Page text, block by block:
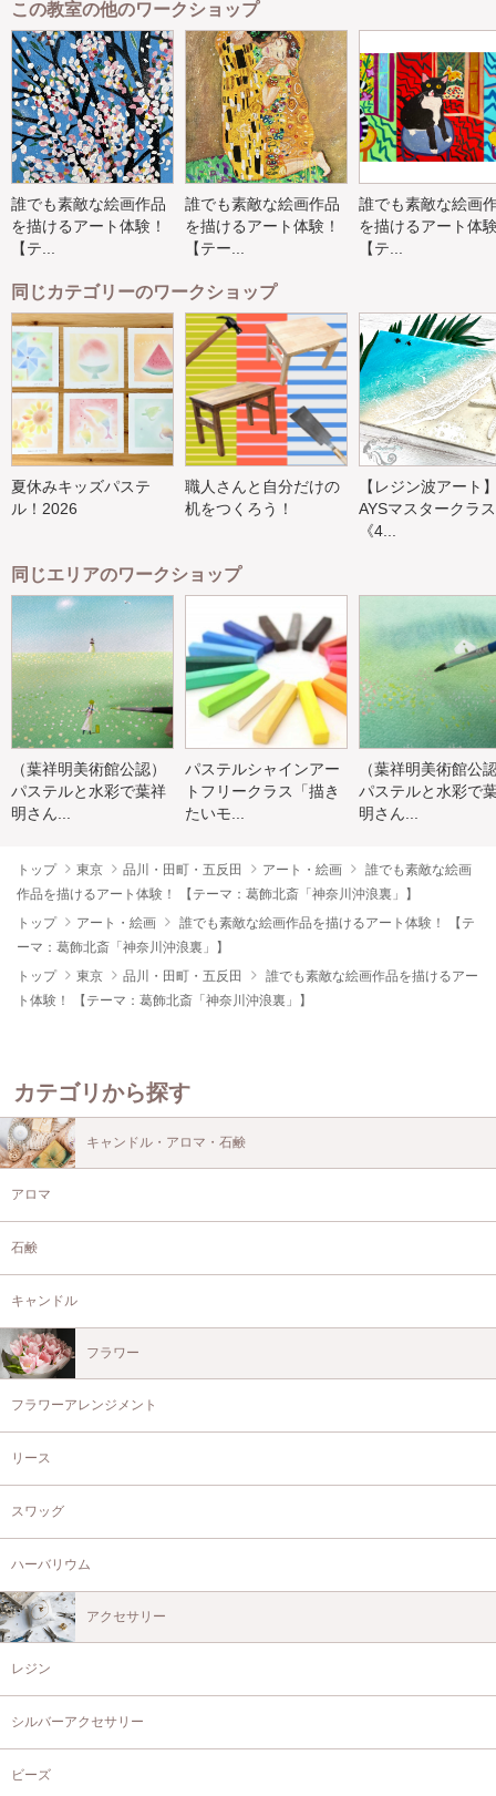
この教室の他のワークショップ
誰でも素敵な絵画作品
を描けるアート体験！
【テ...
誰でも素敵な絵画作品
を描けるアート体験！
【テー...
誰でも素敵な絵画
を描けるアート体
【テ...
同じカテゴリーのワークショップ
夏休みキッズパステ
ル！2026
職人さんと自分だけの
机をつくろう！
【レジン波アート
AYSマスタークラス
《4...
同じエリアのワークショップ
（葉祥明美術館公認）
パステルと水彩で葉祥
明さん...
パステルシャインアー
トフリークラス「描き
たいモ...
（葉祥明美術館公
パステルと水彩で
明さん...
トップ 東京 品川・田町・五反田 アート・絵画
誰でも素敵な絵画
作品を描けるアート体験！ 【テーマ：葛飾北斎「神奈川沖浪裏」】
トップ
アート・絵画
誰でも素敵な絵画作品を描けるアート体験！ 【テ
ーマ：葛飾北斎「神奈川沖浪裏」】
トップ
東京 品川・田町・五反田
誰でも素敵な絵画作品を描けるアー
ト体験！ 【テーマ：葛飾北斎「神奈川沖浪裏」】
カテゴリから探す
キャンドル・アロマ・石鹸
アロマ
石鹸
キャンドル
フラワー
フラワーアレンジメント
リース
スワッグ
ハーバリウム
アクセサリー
レジン
シルバーアクセサリー
ビーズ